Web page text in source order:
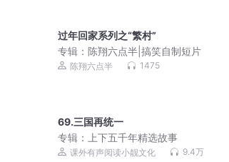
过年回家系列之“繁村”
专辑： 陈翔六点半|搞笑自制短片
陈翔六点半 1475
69.三国再统一
专辑：
上下五千年精选故事
课外有声阅读小靓文化 9.4万